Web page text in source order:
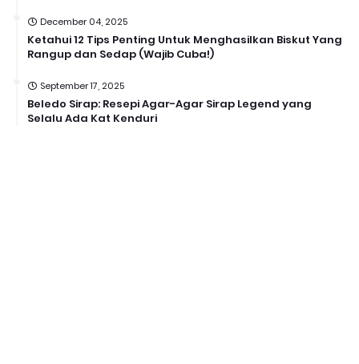
December 04, 2025
Ketahui 12 Tips Penting Untuk Menghasilkan Biskut Yang
Rangup dan Sedap (Wajib Cuba!)
September 17, 2025
Beledo Sirap: Resepi Agar-Agar Sirap Legend yang
Selalu Ada Kat Kenduri